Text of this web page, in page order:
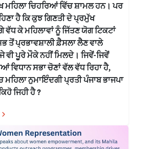
ਮਹਿਲਾ ਚਿਹਰਿਆਂ ਵਿੱਚ ਸ਼ਾਮਲ ਹਨ। ਪਰ
ਹੈ ਕਿ ਕੁਝ ਗਿਣਤੀ ਦੇ ਪ੍ਰਮੁੱਖ
ਕੇ ਮਹਿਲਾਵਾਂ ਨੂੰ ਜਿੱਤਣ ਯੋਗ ਟਿਕਟਾਂ
ਤੋਂ ਪ੍ਰਭਾਵਸ਼ਾਲੀ ਫ਼ੈਸਲਾ ਲੈਣ ਵਾਲੇ
ਪੂਰੇ ਮੌਕੇ ਨਹੀਂ ਮਿਲਦੇ। ਜਿਵੇਂ-ਜਿਵੇਂ
ਵਿਧਾਨ ਸਭਾ ਚੋਣਾਂ ਵੱਲ ਵੱਧ ਰਿਹਾ ਹੈ,
ਮਹਿਲਾ ਨੁਮਾਇੰਦਗੀ ਪ੍ਰਤੀ ਪੰਜਾਬ ਭਾਜਪਾ
ਜਿਹੀ ਹੈ ?